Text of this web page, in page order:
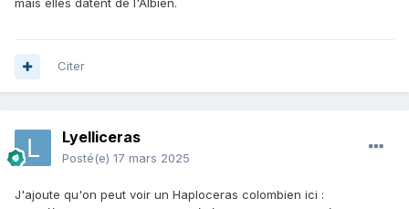
mais elles datent de l'Albien.
Citer
Lyelliceras
Posté(e) 17 mars 2025
J'ajoute qu'on peut voir un Haploceras colombien ici :